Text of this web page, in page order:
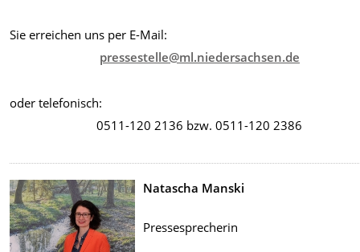
Sie erreichen uns per E-Mail:
pressestelle@ml.niedersachsen.de
oder telefonisch:
0511-120 2136 bzw. 0511-120 2386
Natascha Manski
Pressesprecherin